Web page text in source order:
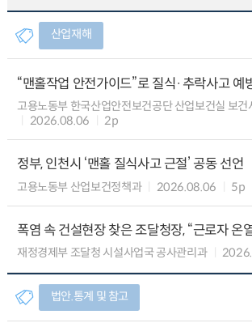
산업재해
“맨홀작업 안전가이드”로 질식·추락사고 예
고용노동부 한국산업안전보건공단 산업보건실 보건
2026.08.06
2p
정부, 인천시 ‘맨홀 질식사고 근절’ 공동 선언
고용노동부 산업보건정책과 2026.08.06 5p
폭염 속 건설현장 찾은 조달청장, “근로자 온
재정경제부 조달청 시설사업국 공사관리과
법안.통계 및 참고